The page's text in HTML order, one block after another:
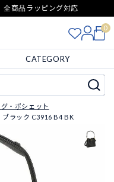
全商品ラッピング対応
0
CATEGORY
・ポシェット
ブラック C3916 B4 BK